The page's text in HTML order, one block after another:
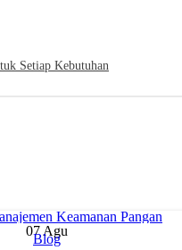
Setiap Kebutuhan
07Agu
Blog